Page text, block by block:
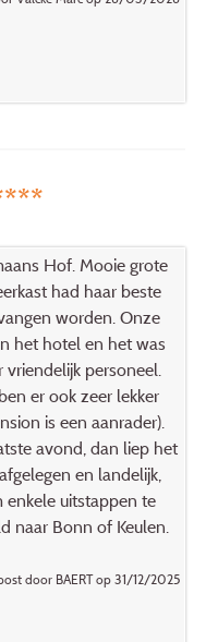
Hof. Mooie grote
had haar beste
worden. Onze
het hotel en het was
vriendelijk personeel.
er ook zeer lekker
is een aanrader).
avond, dan liep het
en landelijk,
enkele uitstappen te
naar Bonn of Keulen.
door BAERT op 31/12/2025